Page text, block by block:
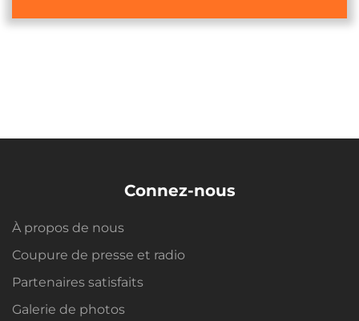
Connez-nous
À propos de nous
Coupure de presse et radio
Partenaires satisfaits
Galerie de photos